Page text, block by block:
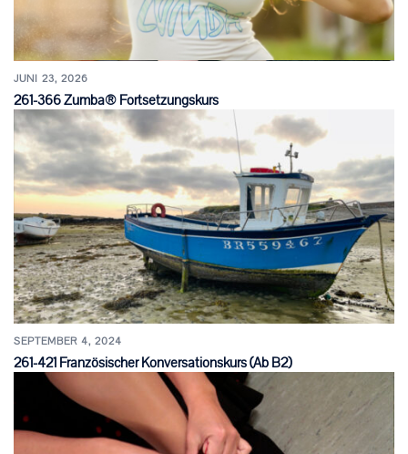
JUNI 23, 2026
261-366 Zumba® Fortsetzungskurs
SEPTEMBER 4, 2024
261-421 Französischer Konversationskurs (ab B2)